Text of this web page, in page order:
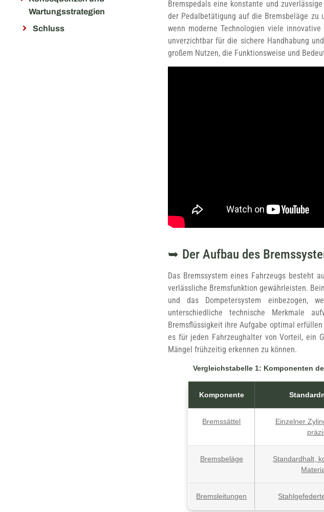
Wartungsstrategien
Schluss
Bremspedals eine konstante und
der Pedalbetätigung auf die Bremsbeläge zu
wenn moderne Technologien viele
unverzichtbar für die sichere Handhabung
großem Nutzen, die Funktionsweise und
Der Aufbau des
Das Bremssystem eines Fahrzeugs besteht
verlässliche Bremsfunktion gewährleisten.
und das Dompetersystem einbezogen,
unterschiedliche technische Merkmale
Bremsflüssigkeit ihre Aufgabe optimal
es für jeden Fahrzeughalter von Vorteil, ein
Mängel frühzeitig erkennen zu können.
Vergleichstabelle 1: Komponenten
Komponente
Bremssättel
Einzelner
Bremsbeläge
Standardhalt,
Bremsleitungen